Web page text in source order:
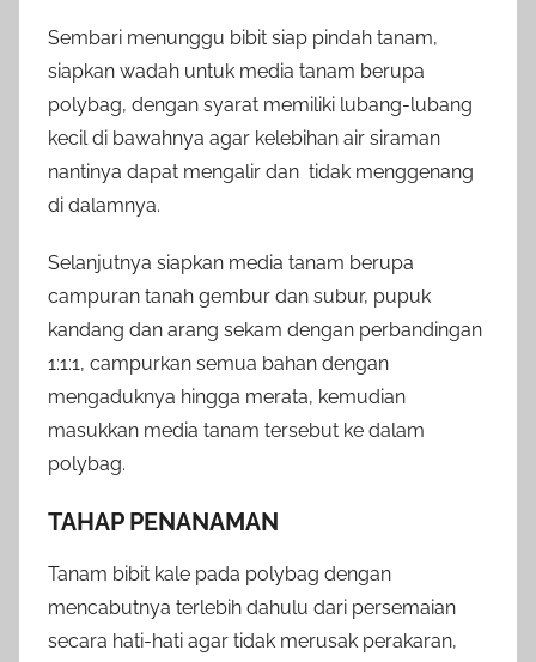
Sembari menunggu bibit siap pindah tanam,
siapkan wadah untuk media tanam berupa
polybag, dengan syarat memiliki lubang-lubang
kecil di bawahnya agar kelebihan air siraman
nantinya dapat mengalir dan tidak menggenang
di dalamnya.
Selanjutnya siapkan media tanam berupa
campuran tanah gembur dan subur, pupuk
kandang dan arang sekam dengan perbandingan
1:1:1, campurkan semua bahan dengan
mengaduknya hingga merata, kemudian
masukkan media tanam tersebut ke dalam
polybag.
TAHAP PENANAMAN
Tanam bibit kale pada polybag dengan
mencabutnya terlebih dahulu dari persemaian
secara hati-hati agar tidak merusak perakaran,